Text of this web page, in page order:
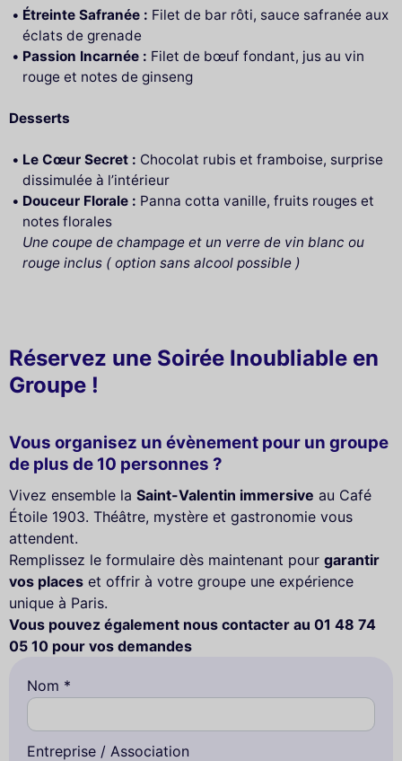
Étreinte Safranée : Filet de bar rôti, sauce safranée aux
éclats de grenade
Passion Incarnée : Filet de bœuf fondant, jus au vin
rouge et notes de ginseng
Desserts
Le Cœur Secret : Chocolat rubis et framboise, surprise
dissimulée à l’intérieur
Douceur Florale : Panna cotta vanille, fruits rouges et
notes florales
Une coupe de champage et un verre de vin blanc ou
rouge inclus ( option sans alcool possible )
Réservez une Soirée Inoubliable en
Groupe !
Vous organisez un évènement pour un groupe
de plus de 10 personnes ?
Vivez ensemble la Saint-Valentin immersive au Café
Étoile 1903. Théâtre, mystère et gastronomie vous
attendent.
Remplissez le formulaire dès maintenant pour garantir
vos places et offrir à votre groupe une expérience
unique à Paris.
Vous pouvez également nous contacter au 01 48 74
05 10 pour vos demandes
Nom *
Entreprise / Association